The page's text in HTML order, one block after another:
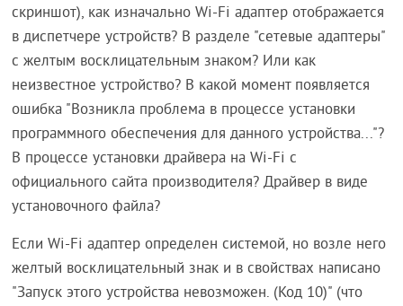
скриншот), как изначально Wi-Fi адаптер отображается
в диспетчере устройств? В разделе "сетевые адаптеры"
с желтым восклицательным знаком? Или как
неизвестное устройство? В какой момент появляется
ошибка "Возникла проблема в процессе установки
программного обеспечения для данного устройства..."?
В процессе установки драйвера на Wi-Fi с
официального сайта производителя? Драйвер в виде
установочного файла?
Если Wi-Fi адаптер определен системой, но возле него
желтый восклицательный знак и в свойствах написано
"Запуск этого устройства невозможен. (Код 10)" (что